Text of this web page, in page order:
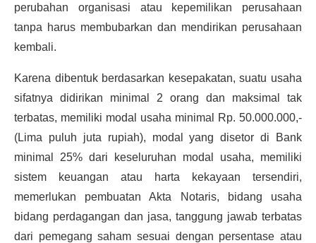
perubahan organisasi atau kepemilikan perusahaan
tanpa harus membubarkan dan mendirikan perusahaan
kembali.
Karena dibentuk berdasarkan kesepakatan, suatu usaha
sifatnya didirikan minimal 2 orang dan maksimal tak
terbatas, memiliki modal usaha minimal Rp. 50.000.000,-
(Lima puluh juta rupiah), modal yang disetor di Bank
minimal 25% dari keseluruhan modal usaha, memiliki
sistem keuangan atau harta kekayaan tersendiri,
memerlukan pembuatan Akta Notaris, bidang usaha
bidang perdagangan dan jasa, tanggung jawab terbatas
dari pemegang saham sesuai dengan persentase atau